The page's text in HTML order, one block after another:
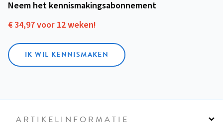
Neem het kennismakings­abonnement
€ 34,97 voor 12 weken!
IK WIL KENNISMAKEN
ARTIKELINFORMATIE